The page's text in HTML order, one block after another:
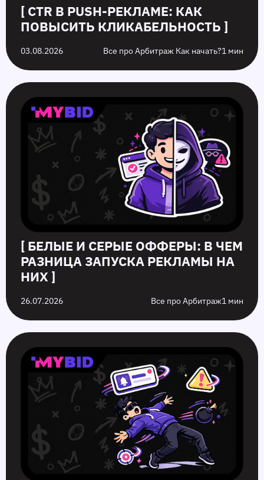
[ CTR В PUSH-РЕКЛАМЕ: КАК
ПОВЫСИТЬ КЛИКАБЕЛЬНОСТЬ ]
03.08.2026 Все про Арбитраж Как начать?1 мин
[ БЕЛЫЕ И СЕРЫЕ ОФФЕРЫ: В ЧЕМ
РАЗНИЦА ЗАПУСКА РЕКЛАМЫ НА
НИХ ]
26.07.2026 Все про Арбитраж1 мин